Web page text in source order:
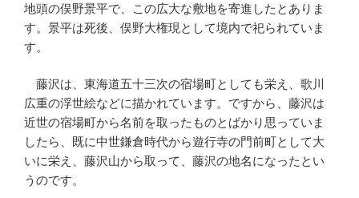
地頭の俣野景平で、この広大な敷地を寄進したとありま
す。景平は死後、俣野大権現として境内で祀られていま
す。
藤沢は、東海道五十三次の宿場町としても栄え、歌川
広重の浮世絵などに描かれています。ですから、藤沢は
近世の宿場町から名前を取ったものとばかり思っていま
したら、既に中世鎌倉時代から遊行寺の門前町として大
いに栄え、藤沢山から取って、藤沢の地名になったとい
うのです。